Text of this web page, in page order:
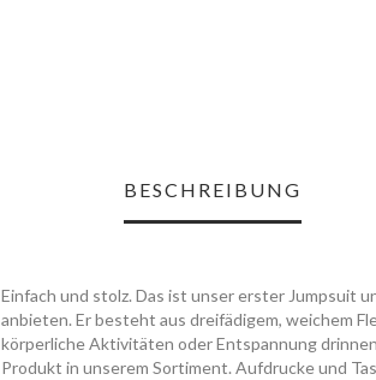
BESCHREIBUNG
Einfach und stolz. Das ist unser erster Jumpsuit
anbieten. Er besteht aus dreifädigem, weichem
körperliche Aktivitäten oder Entspannung
Produkt in unserem Sortiment. Aufdrucke und